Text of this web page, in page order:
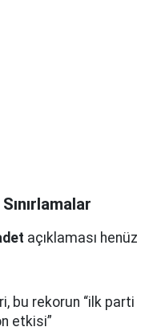
açıklaması henüz
bu rekorun “ilk parti
etkisi”